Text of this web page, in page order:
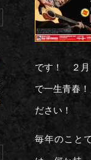
です！ ２月
で一生青春
ださい！
毎年のこと